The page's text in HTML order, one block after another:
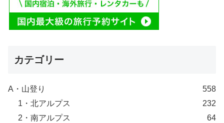
カテゴリー
A・山登り
558
1・北アルプス
232
2・南アルプス
64